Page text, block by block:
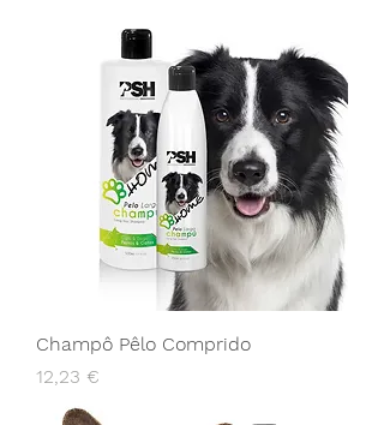
Champô Pêlo Comprido
Preço
12,23 €